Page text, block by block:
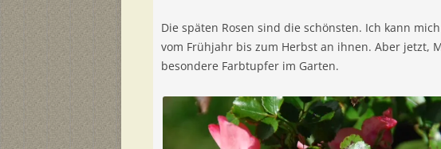
Die späten Rosen sind die schönsten. Ich kann
vom Frühjahr bis zum Herbst an ihnen. Aber jetzt,
besondere Farbtupfer im Garten.